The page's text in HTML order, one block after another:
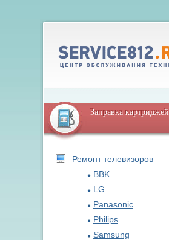
Заправка картриджей
Ремонт телевизоров
BBK
LG
Panasonic
Philips
Samsung